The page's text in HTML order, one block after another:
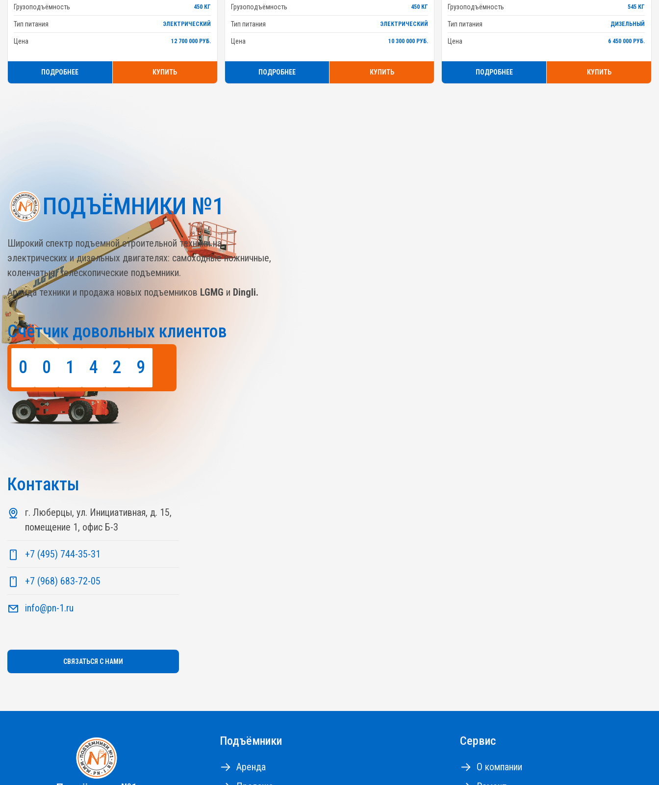
Грузоподъёмность 450 КГ
Тип питания ЭЛЕКТРИЧЕСКИЙ
Цена 12 700 000 РУБ.
ПОДРОБНЕЕ КУПИТЬ
Грузоподъёмность 450 КГ
Тип питания ЭЛЕКТРИЧЕСКИЙ
Цена 10 300 000 РУБ.
ПОДРОБНЕЕ КУПИТЬ
Грузоподъёмность 545 КГ
Тип питания ДИЗЕЛЬНЫЙ
Цена 6 450 000 РУБ.
ПОДРОБНЕЕ КУПИТЬ
ПОДЪЁМНИКИ №1
Широкий спектр подъемной строительной техники на
электрических и дизельных двигателях: самоходные ножничные,
коленчатые, телескопические подъемники.
Аренда техники и продажа новых подъемников LGMG и Dingli.
Счётчик довольных клиентов
0
0 1 4 2 9
Контакты
г. Люберцы, ул. Инициативная, д. 15,
помещение 1, офис Б-3
+7 (495) 744-35-31
+7 (968) 683-72-05
info@pn-1.ru
СВЯЗАТЬСЯ С НАМИ
Подъёмники
Аренда
Сервис
О компании